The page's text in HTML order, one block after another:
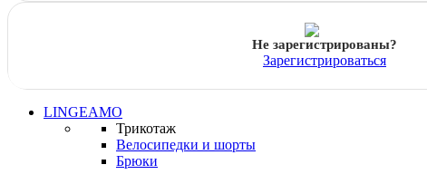
Не зарегистрированы?
Зарегистрироваться
LINGEAMO
Трикотаж
Велосипедки и шорты
Брюки